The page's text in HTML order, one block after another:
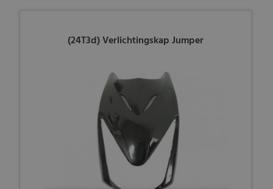
(24T3d) Verlichtingskap Jumper